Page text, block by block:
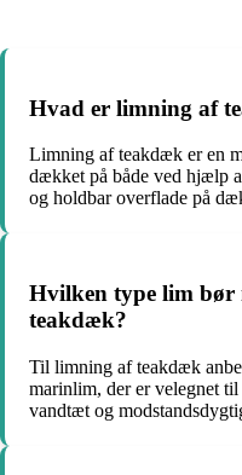
Hvad er limning af
Limning af teakdæk er en
dækket på både ved hjælp
og holdbar overflade på
Hvilken type lim
teakdæk?
Til limning af teakdæk
marinlim, der er velegnet
vandtæt og